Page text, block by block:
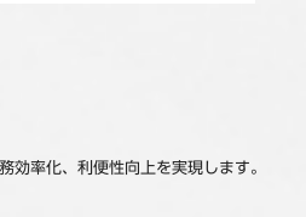
効率化、利便性向上を実現します。